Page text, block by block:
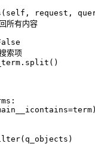
( self, request,
所有内容
索项
(q_objects)